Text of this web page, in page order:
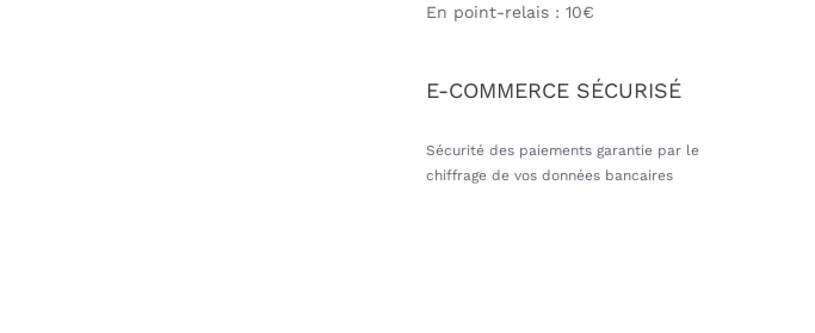
En point-relais : 10€
E-COMMERCE SÉCURISÉ
Sécurité des paiements garantie par le
chiffrage de vos données bancaires